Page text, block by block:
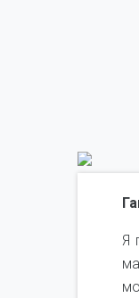
Я